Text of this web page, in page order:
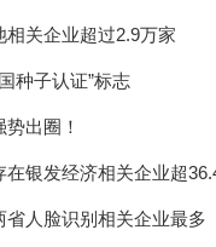
关企业超过2.9万家
种子认证”标志
出圈！
银发经济相关企业超
省人脸识别相关企业最多